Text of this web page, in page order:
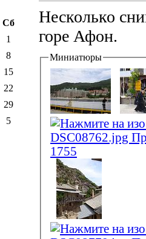
Несколько
горе Афон.
Миниатюры
Сб
1
8
15
22
29
5